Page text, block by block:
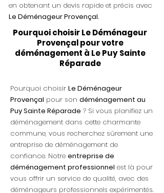
en obtenant un devis rapide et précis avec
Le Déménageur Provençal.
Pourquoi choisir Le Déménageur
Provençal pour votre
déménagement à Le Puy Sainte
Réparade
Pourquoi choisir Le Déménageur
Provençal pour son déménagement au
Puy Sainte Réparade ? Si vous planifiez un
déménagement dans cette charmante
commune, vous recherchez sûrement une
entreprise de déménagement de
confiance. Notre entreprise de
déménagement professionnel est là pour
vous offrir un service de qualité, avec des
déménageurs professionnels expérimentés.